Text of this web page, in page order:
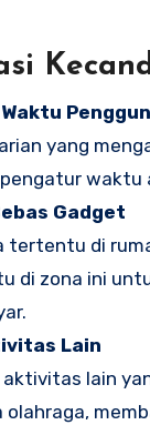
yang
Gadget
tertentu di
di zona ini
Lain
aktivitas lain
olahraga,